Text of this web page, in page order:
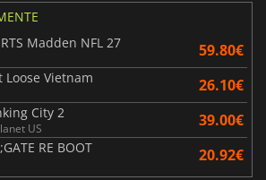
Madden NFL 27
59.80€
Loose Vietnam 26.10€
City 2
US 39.00€
RE BOOT 20.92€